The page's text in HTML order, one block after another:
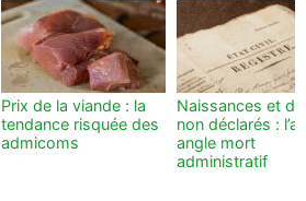
Prix de la viande : la
tendance risquée des
admicoms
Naissances et
non déclarés :
angle mort
administratif